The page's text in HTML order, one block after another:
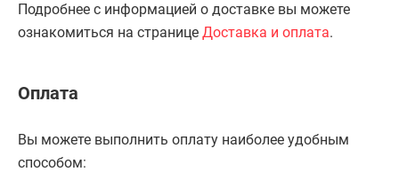
Подробнее с информацией о доставке вы можете
ознакомиться на странице Доставка и оплата.
Оплата
Вы можете выполнить оплату наиболее удобным
способом: